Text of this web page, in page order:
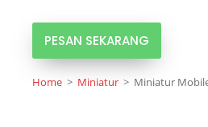
PESAN SEKARANG
Home > Miniatur > Miniatur